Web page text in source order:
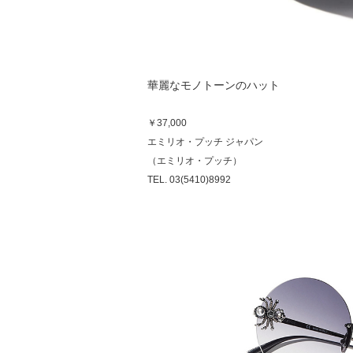
華麗なモノトーンのハット
￥37,000
エミリオ・プッチ ジャパン
（エミリオ・プッチ）
TEL. 03(5410)8992